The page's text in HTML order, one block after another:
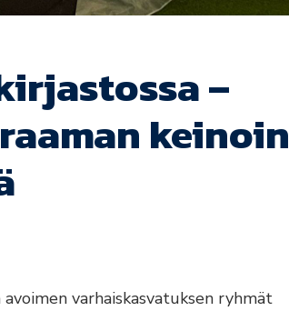
–
keinoin
varhaiskasvatuksen ryhmät